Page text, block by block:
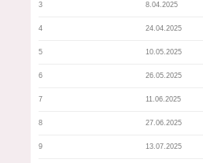
3 8.04.2025
4 24.04.2025
5 10.05.2025
6 26.05.2025
7 11.06.2025
8 27.06.2025
9 13.07.2025